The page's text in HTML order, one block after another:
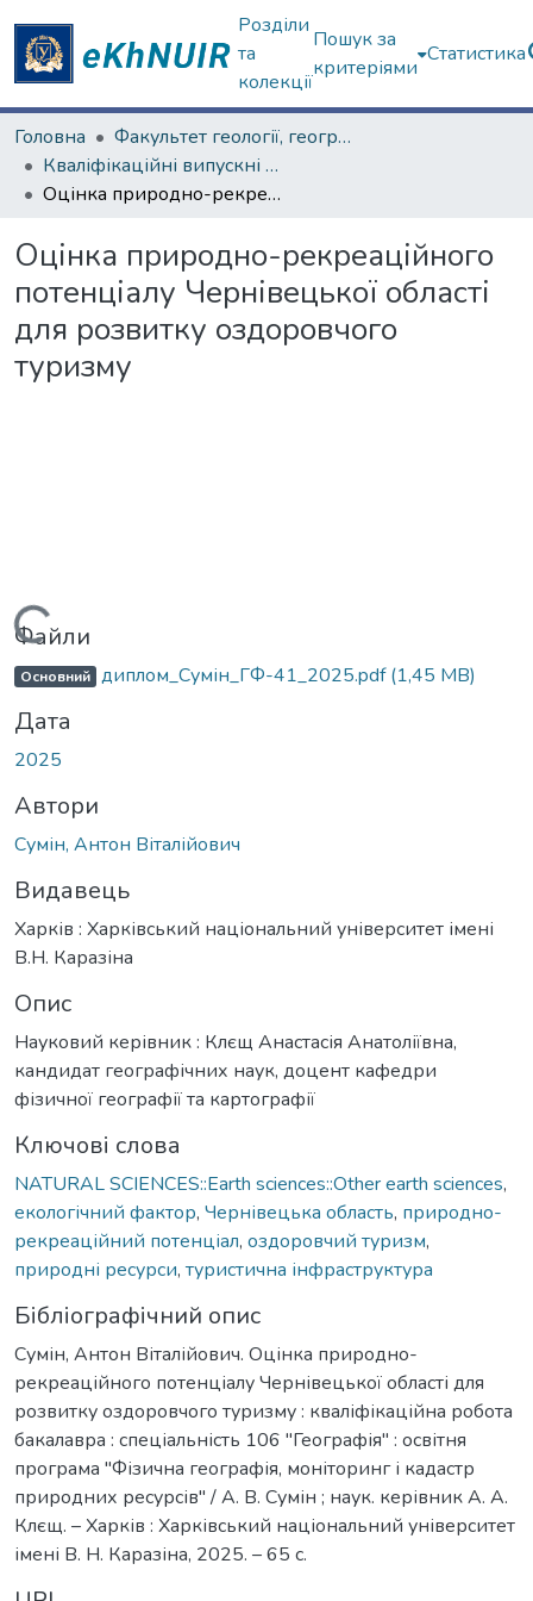
Розділи
та
колекції
Пошук за
критеріями
Статистика
Головна
Факультет геології, географіії, рекреації і туризму
Кваліфікаційні випускні роботи бакалаврів. Факультет геології, географіії, рекреації і туризму
Оцінка природно-рекреаційного потенціалу Чернівецької області для розвитку оздоровчого туризму
Оцінка природно-рекреаційного
потенціалу Чернівецької області
для розвитку оздоровчого
туризму
Вантажиться...
Файли
Основний диплом_Сумін_ГФ-41_2025.pdf(1,45 MB)
Дата
2025
Автори
Сумін, Антон Віталійович
Видавець
Харків : Харківський національний університет імені
В.Н. Каразіна
Опис
Науковий керівник : Клєщ Анастасія Анатоліївна,
кандидат географічних наук, доцент кафедри
фізичної географії та картографії
Ключові слова
NATURAL SCIENCES::Earth sciences::Other earth sciences,
екологічний фактор, Чернівецька область, природно-
рекреаційний потенціал, оздоровчий туризм,
природні ресурси, туристична інфраструктура
Бібліографічний опис
Сумін, Антон Віталійович. Оцінка природно-
рекреаційного потенціалу Чернівецької області для
розвитку оздоровчого туризму : кваліфікаційна робота
бакалавра : спеціальність 106 "Географія" : освітня
програма "Фізична географія, моніторинг і кадастр
природних ресурсів" / А. В. Сумін ; наук. керівник А. А.
Клєщ. – Харків : Харківський національний університет
імені В. Н. Каразіна, 2025. – 65 с.